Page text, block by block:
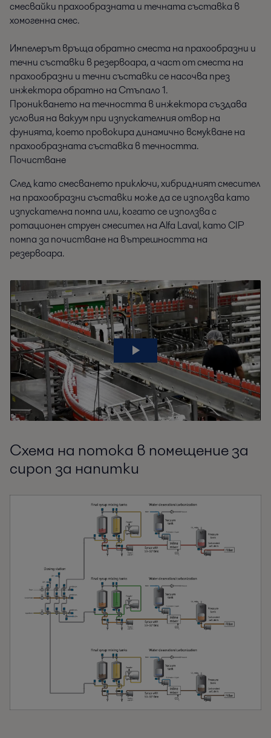
смесвайки прахообразната и течната съставка в
хомогенна смес.
Импелерът връща обратно сместа на прахообразни и
течни съставки в резервоара, а част от сместа на
прахообразни и течни съставки се насочва през
инжектора обратно на Стъпало 1.
Проникването на течността в инжектора създава
условия на вакуум при изпускателния отвор на
фунията, което провокира динамично всмукване на
прахообразната съставка в течността.
Почистване
След като смесването приключи, хибридният смесител
на прахообразни съставки може да се използва като
изпускателна помпа или, когато се използва с
ротационен струен смесител на Alfa Laval, като CIP
помпа за почистване на вътрешността на
резервоара.
Схема на потока в помещение за
сироп за напитки